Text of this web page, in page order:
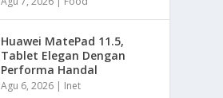
Huawei MatePad 11.5,
Tablet Elegan Dengan
Performa Handal
Agu 6, 2026 | Inet